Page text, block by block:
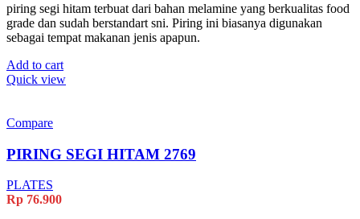
piring segi hitam terbuat dari bahan melamine yang berkualitas food
grade dan sudah berstandart sni. Piring ini biasanya digunakan
sebagai tempat makanan jenis apapun.
Add to cart
Quick view
Compare
PIRING SEGI HITAM 2769
PLATES
Rp 76.900